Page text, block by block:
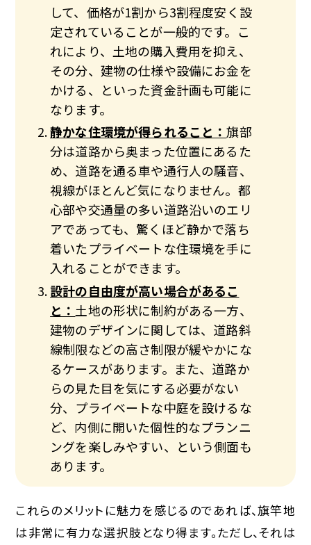
して、 価格が1割から3割程度安く設
定されている ことが一般的です。こ
れにより、土地の購入費用を抑え、
その分、建物の仕様や設備にお金を
かける、といった資金計画も可能に
なります。
静かな住環境が得られること：旗部
分は道路から奥まった位置にあるた
め、道路を通る車や通行人の騒音、
視線がほとんど気になりません。都
心部や交通量の多い道路沿いのエリ
アであっても、驚くほど静かで落ち
着いたプライベートな住環境を手に
入れることができます。
設計の自由度が高い場合があるこ
と： 土地の形状に制約がある一方、
建物のデザインに関しては、道路斜
線制限などの高さ制限が緩やかにな
るケースがあります。また、道路か
らの見た目を気にする必要がない
分、プライベートな中庭を設けるな
ど、内側に開いた個性的なプランニ
ングを楽しみやすい、という側面も
あります。
これらのメリットに魅力を感じるのであれば、旗竿地
は非常に有力な選択肢となり得ます。ただし、それは